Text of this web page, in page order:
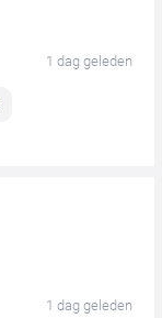
1 dag geleden
1 dag geleden